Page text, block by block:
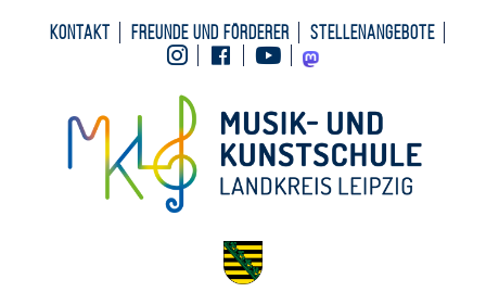
Kontakt Freunde und Förderer
Stellenangebote
InstagramFacebookYoutubeMastodon